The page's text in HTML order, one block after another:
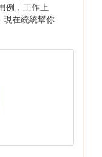
例，工作上
現在統統幫你